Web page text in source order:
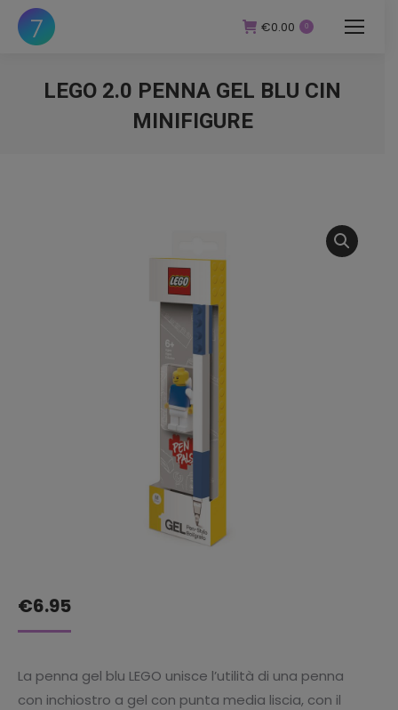
€0.00 0
LEGO 2.0 PENNA GEL BLU CIN
MINIFIGURE
€6.95
La penna gel blu LEGO unisce l’utilità di una penna
con inchiostro a gel con punta media liscia, con il